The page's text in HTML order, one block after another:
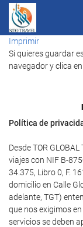
Imprimir
Si quieres guardar
navegador y clica
Política de
Desde TOR
viajes con NIF B-
34.375, Libro 0, F.
domicilio en Calle
adelante, TGT)
que nos exigimos
servicios se deben